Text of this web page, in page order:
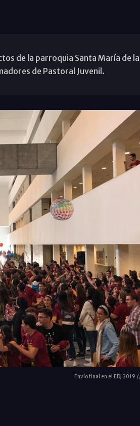
de la parroquia Santa María de la
de Pastoral Juvenil.
Envío final en el EDJ 2019